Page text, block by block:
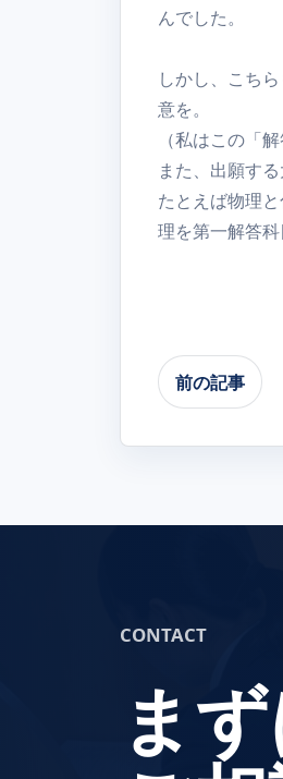
んでした。
しかし、こち
意を。
（私はこの「
また、出願す
たとえば物理
理を第一解答
前の記事
CONTACT
ま